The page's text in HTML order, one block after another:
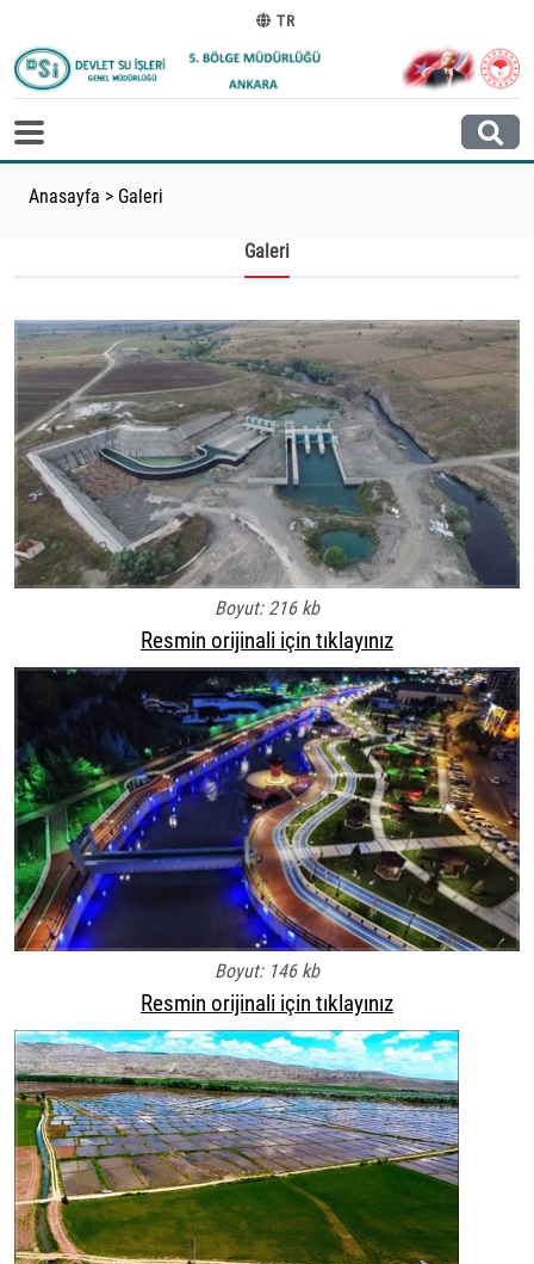
TR
Anasayfa > Galeri
Galeri
Boyut: 216 kb
Resmin orijinali için tıklayınız
Boyut: 146 kb
Resmin orijinali için tıklayınız